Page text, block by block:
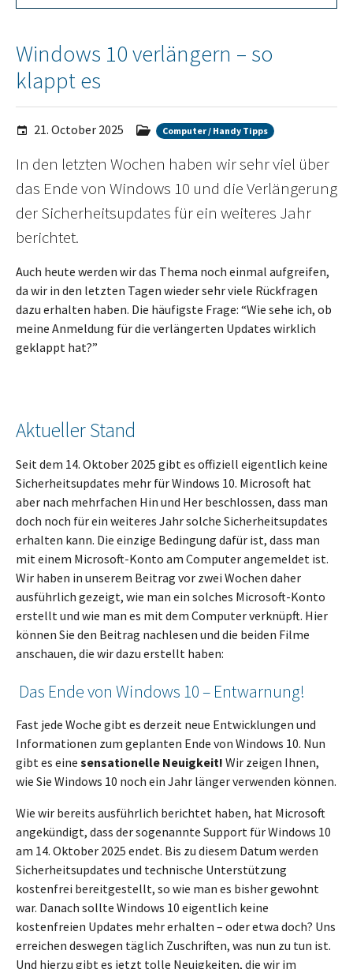
Windows 10 verlängern – so
klappt es
21. October 2025 Computer / Handy Tipps
In den letzten Wochen haben wir sehr viel über
das Ende von Windows 10 und die Verlängerung
der Sicherheitsupdates für ein weiteres Jahr
berichtet.
Auch heute werden wir das Thema noch einmal aufgreifen,
da wir in den letzten Tagen wieder sehr viele Rückfragen
dazu erhalten haben. Die häufigste Frage: “Wie sehe ich, ob
meine Anmeldung für die verlängerten Updates wirklich
geklappt hat?”
Aktueller Stand
Seit dem 14. Oktober 2025 gibt es offiziell eigentlich keine
Sicherheitsupdates mehr für Windows 10. Microsoft hat
aber nach mehrfachen Hin und Her beschlossen, dass man
doch noch für ein weiteres Jahr solche Sicherheitsupdates
erhalten kann. Die einzige Bedingung dafür ist, dass man
mit einem Microsoft-Konto am Computer angemeldet ist.
Wir haben in unserem Beitrag vor zwei Wochen daher
ausführlich gezeigt, wie man ein solches Microsoft-Konto
erstellt und wie man es mit dem Computer verknüpft. Hier
können Sie den Beitrag nachlesen und die beiden Filme
anschauen, die wir dazu erstellt haben:
Das Ende von Windows 10 – Entwarnung!
Fast jede Woche gibt es derzeit neue Entwicklungen und
Informationen zum geplanten Ende von Windows 10. Nun
gibt es eine sensationelle Neuigkeit! Wir zeigen Ihnen,
wie Sie Windows 10 noch ein Jahr länger verwenden können.
Wie wir bereits ausführlich berichtet haben, hat Microsoft
angekündigt, dass der sogenannte Support für Windows 10
am 14. Oktober 2025 endet. Bis zu diesem Datum werden
Sicherheitsupdates und technische Unterstützung
kostenfrei bereitgestellt, so wie man es bisher gewohnt
war. Danach sollte Windows 10 eigentlich keine
kostenfreien Updates mehr erhalten – oder etwa doch? Uns
erreichen deswegen täglich Zuschriften, was nun zu tun ist.
Und hierzu gibt es jetzt tolle Neuigkeiten, die wir im